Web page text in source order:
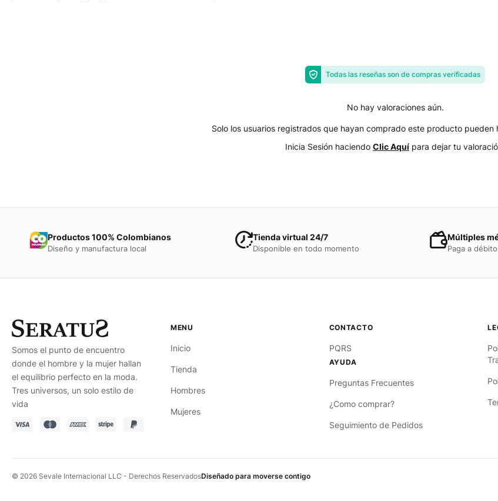
Todas las reseñas son de compras verificadas
No hay valoraciones aún.
Solo los usuarios registrados que hayan comprado este producto pueden
Inicia Sesión haciendo Clic Aquí para dejar tu
Productos 100% Colombianos
Diseño y manufactura local
Tienda virtual 24/7
Disponible en todo momento
Múltiples
Paga a
Somos el punto de encuentro
donde el hombre y la mujer hallan
el equilibrio perfecto en la moda.
Tres universos, un solo estilo de
vida
Inicio
Tienda
Hombres
Mujeres
PQRS
Preguntas Frecuentes
¿Como comprar?
Seguimiento de Pedidos
© 2026 Sevale Internacional LLC - Derechos ReservadosDiseñado para moverse contigo